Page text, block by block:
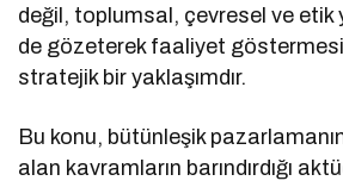
değil, toplumsal, çevresel ve etik
de gözeterek faaliyet
stratejik bir yaklaşımdır.
Bu konu, bütünleşik
alan kavramların barındırdığı